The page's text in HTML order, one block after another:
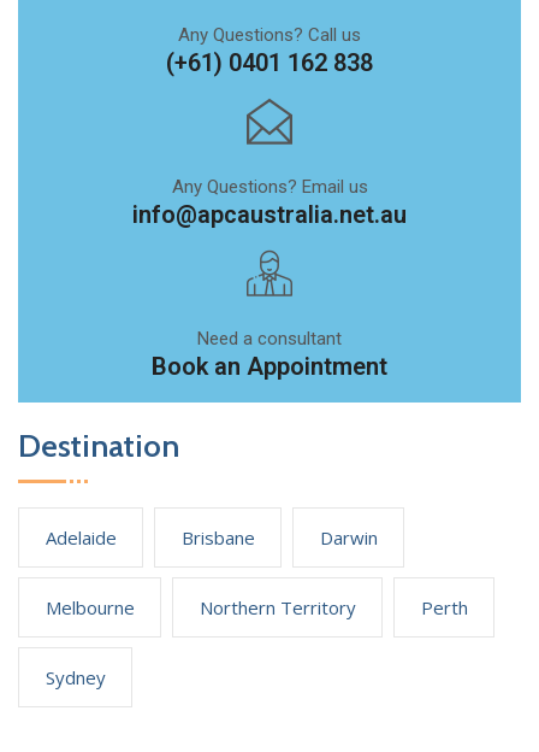
Any Questions? Call us
(+61) 0401 162 838
Any Questions? Email us
info@apcaustralia.net.au
Need a consultant
Book an Appointment
Destination
Adelaide Brisbane Darwin
Melbourne Northern Territory Perth
Sydney